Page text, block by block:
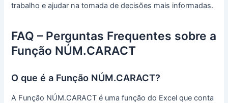
trabalho e ajudar na tomada de decisões mais informadas.
FAQ – Perguntas Frequentes sobre a
Função NÚM.CARACT
O que é a Função NÚM.CARACT?
A Função NÚM.CARACT é uma função do Excel que conta